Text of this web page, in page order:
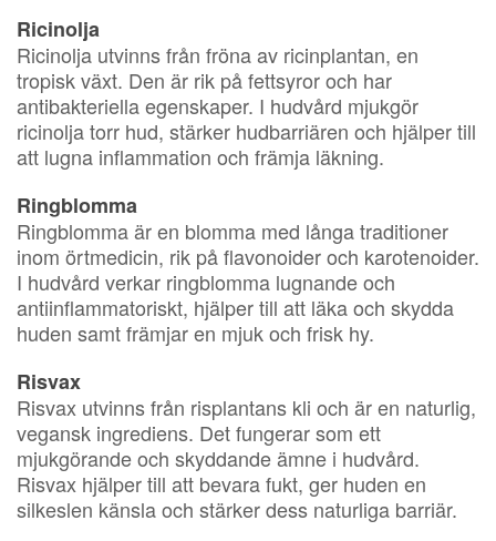
Ricinolja
Ricinolja utvinns från fröna av ricinplantan, en
tropisk växt. Den är rik på fettsyror och har
antibakteriella egenskaper. I hudvård mjukgör
ricinolja torr hud, stärker hudbarriären och hjälper till
att lugna inflammation och främja läkning.
Ringblomma
Ringblomma är en blomma med långa traditioner
inom örtmedicin, rik på flavonoider och karotenoider.
I hudvård verkar ringblomma lugnande och
antiinflammatoriskt, hjälper till att läka och skydda
huden samt främjar en mjuk och frisk hy.
Risvax
Risvax utvinns från risplantans kli och är en naturlig,
vegansk ingrediens. Det fungerar som ett
mjukgörande och skyddande ämne i hudvård.
Risvax hjälper till att bevara fukt, ger huden en
silkeslen känsla och stärker dess naturliga barriär.